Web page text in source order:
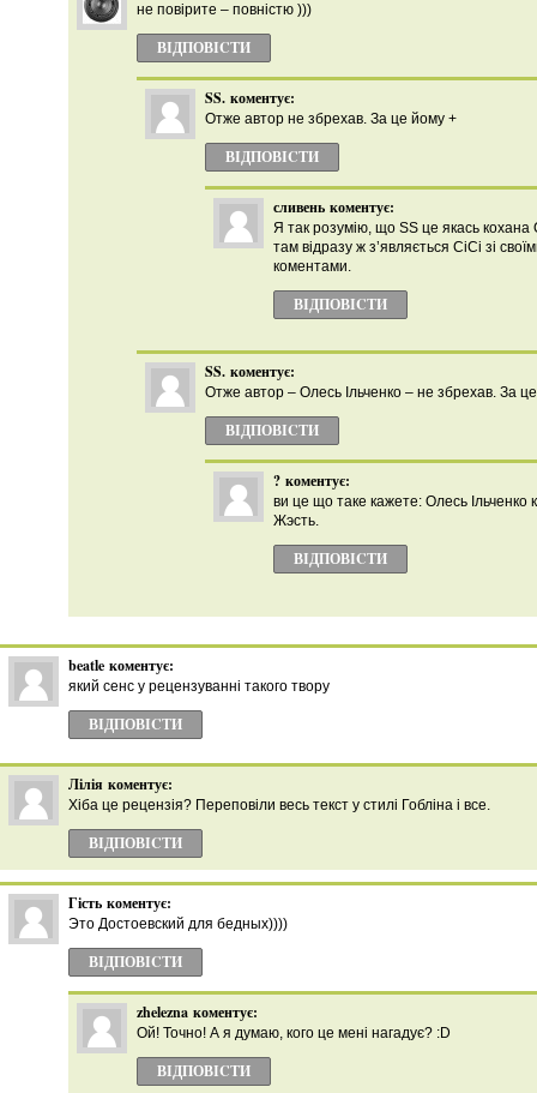
не повірите – повністю )))
ВІДПОВІCТИ
SS. коментує:
Отже автор не збрехав. За це йому +
ВІДПОВІCТИ
сливень коментує:
Я так розумію, що SS це якась
там відразу ж з’являється СіСі зі
коментами.
ВІДПОВІCТИ
SS. коментує:
Отже автор – Олесь Ільченко – не збрехав. За
ВІДПОВІCТИ
? коментує:
ви це що таке кажете: Олесь Ільченко
Жэсть.
ВІДПОВІCТИ
beatle коментує:
який сенс у рецензуванні такого твору
ВІДПОВІCТИ
Лілія коментує:
Хіба це рецензія? Переповіли весь текст у стилі Гобліна і все.
ВІДПОВІCТИ
Гість коментує:
Это Достоевский для бедных))))
ВІДПОВІCТИ
zhelezna коментує:
Ой! Точно! А я думаю, кого це мені нагадує? :D
ВІДПОВІCТИ